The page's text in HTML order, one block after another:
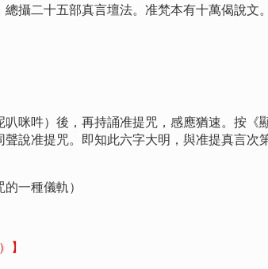
二十五部真言壇法。准梵本有十萬偈說文
吽）後，再持誦准提咒，感應猶速。按《
聲說准提咒。即知此六字大明，與准提真言次
一種儀軌）
】